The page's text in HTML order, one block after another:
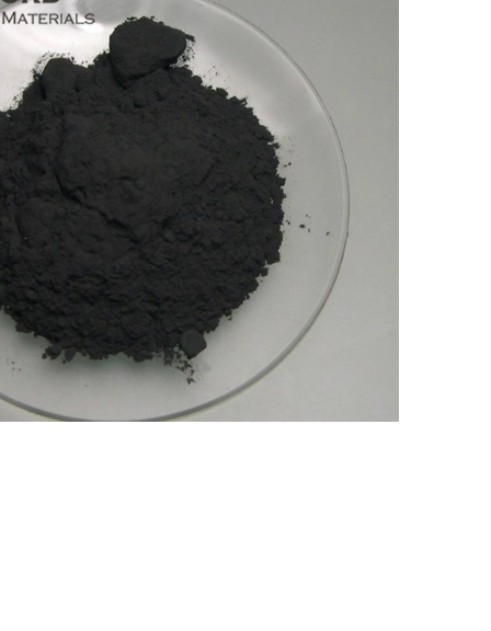
Русский
한국어
Português
Nederland
Polska
भारत